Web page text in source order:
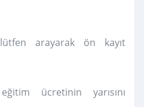
arayarak ön kayıt
ücretinin yarısını